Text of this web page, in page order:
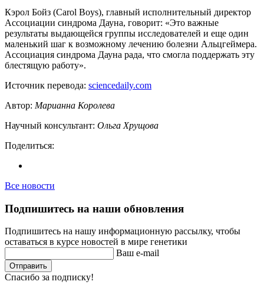
Кэрол Бойз (Carol Boys), главный исполнительный директор
Ассоциации синдрома Дауна, говорит: «Это важные
результаты выдающейся группы исследователей и еще один
маленький шаг к возможному лечению болезни Альцгеймера.
Ассоциация синдрома Дауна рада, что смогла поддержать эту
блестящую работу».
Источник перевода: sciencedaily.com
Автор: Марианна Королева
Научный консультант: Ольга Хрущова
Поделиться:
Все новости
Подпишитесь на наши обновления
Подпишитесь на нашу информационную рассылку, чтобы
оставаться в курсе новостей в мире генетики
Ваш e-mail
Отправить
Спасибо за подписку!